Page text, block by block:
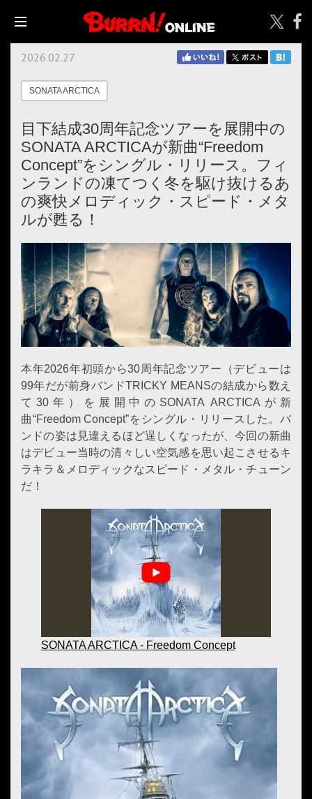
2026.02.27
SONATA ARCTICA
目下結成30周年記念ツアーを展開中の
SONATA ARCTICAが新曲“Freedom
Concept”をシングル・リリース。フィ
ンランドの凍てつく冬を駆け抜けるあ
の爽快メロディック・スピード・メタ
ルが甦る！
本年2026年初頭から30周年記念ツアー（デビューは
99年だが前身バンドTRICKY MEANSの結成から数え
て30年）を展開中のSONATA ARCTICAが新
曲“Freedom Concept”をシングル・リリースした。バ
ンドの姿は見違えるほど逞しくなったが、今回の新曲
はデビュー当時の清々しい空気感を思い起こさせるキ
ラキラ＆メロディックなスピード・メタル・チューン
だ！
SONATA ARCTICA - Freedom Concept